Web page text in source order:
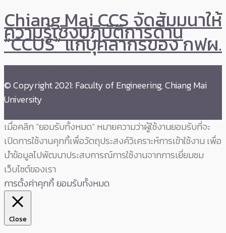
Chiang Mai CCS จัดสัมมนาให้
ความรู้เชิงปฏิบัติการด้าน
“CCUS” แก่บุคลากรของ กฟผ.
© Copyright 2021: Faculty of Engineering, Chiang Mai
University
เมื่อคลิก “ยอมรับทั้งหมด” หมายความว่าผู้ใช้งานยอมรับที่จะ
เปิดการใช้งานคุกกี้เพื่อวัตถุประสงค์วิเคราะห์การเข้าใช้งาน เพื่อ
นำข้อมูลไปพัฒนาประสบการณ์การใช้งานจากการเยี่ยมชม
เว็บไซต์ของเรา
การตั้งค่าคุกกี้ยอมรับทั้งหมด
Close